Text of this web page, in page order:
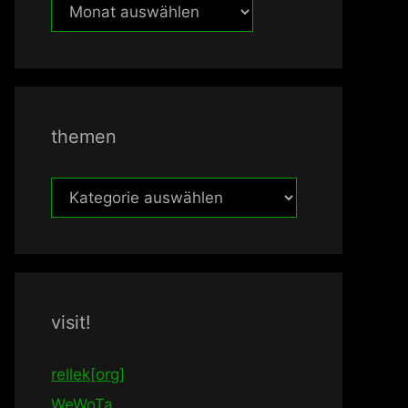
themen
themen
visit!
rellek[org]
WeWoTa